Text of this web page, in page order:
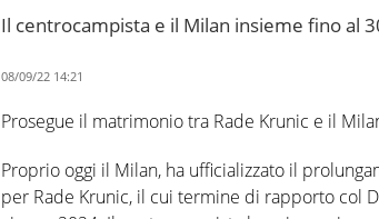
Il centrocampista e il Milan insieme fino al
08/09/22 14:21
Prosegue il matrimonio tra Rade Krunic e il
Proprio oggi il Milan, ha ufficializzato il
per Rade Krunic, il cui termine di rapporto col